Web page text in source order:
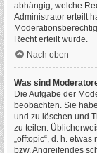
abhängig, welche
Administrator erteilt
Recht erteilt wurde.
Nach oben
Was sind
Die Aufgabe der
beobachten. Sie
und zu löschen und
zu teilen.
„offtopic“, d. h.
bzw. Angreifendes